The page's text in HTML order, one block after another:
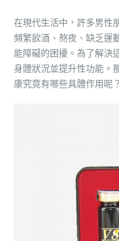
在現代生活中，許多男性
頻繁飲酒、熬夜、缺乏運
能障礙的困擾。為了解決
身體狀況並提升性功能。
康究竟有哪些具體作用呢